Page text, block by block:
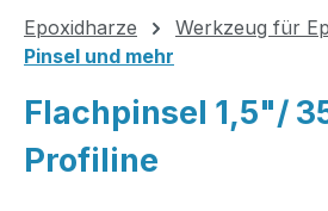
Epoxidharze
Werkzeug für
Pinsel und mehr
Flachpinsel 1,5"/
Profiline